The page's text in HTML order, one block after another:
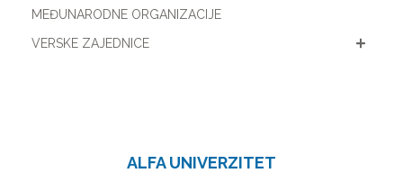
MEĐUNARODNE ORGANIZACIJE
VERSKE ZAJEDNICE
ALFA UNIVERZITET